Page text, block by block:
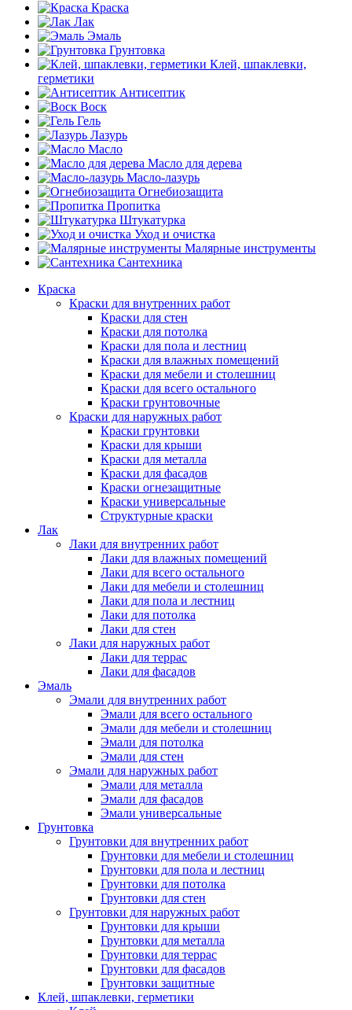
Краска
Лак
Эмаль
Грунтовка
Клей, шпаклевки,
герметики
Антисептик
Воск
Гель
Лазурь
Масло
Масло для дерева
Масло-лазурь
Огнебиозащита
Пропитка
Штукатурка
Уход и очистка
Малярные инструменты
Сантехника
Краска
Краски для внутренних работ
Краски для стен
Краски для потолка
Краски для пола и лестниц
Краски для влажных помещений
Краски для мебели и столешниц
Краски для всего остального
Краски грунтовочные
Краски для наружных работ
Краски грунтовки
Краски для крыши
Краски для металла
Краски для фасадов
Краски огнезащитные
Краски универсальные
Структурные краски
Лак
Лаки для внутренних работ
Лаки для влажных помещений
Лаки для всего остального
Лаки для мебели и столешниц
Лаки для пола и лестниц
Лаки для потолка
Лаки для стен
Лаки для наружных работ
Лаки для террас
Лаки для фасадов
Эмаль
Эмали для внутренних работ
Эмали для всего остального
Эмали для мебели и столешниц
Эмали для потолка
Эмали для стен
Эмали для наружных работ
Эмали для металла
Эмали для фасадов
Эмали универсальные
Грунтовка
Грунтовки для внутренних работ
Грунтовки для мебели и столешниц
Грунтовки для пола и лестниц
Грунтовки для потолка
Грунтовки для стен
Грунтовки для наружных работ
Грунтовки для крыши
Грунтовки для металла
Грунтовки для террас
Грунтовки для фасадов
Грунтовки защитные
Клей, шпаклевки, герметики